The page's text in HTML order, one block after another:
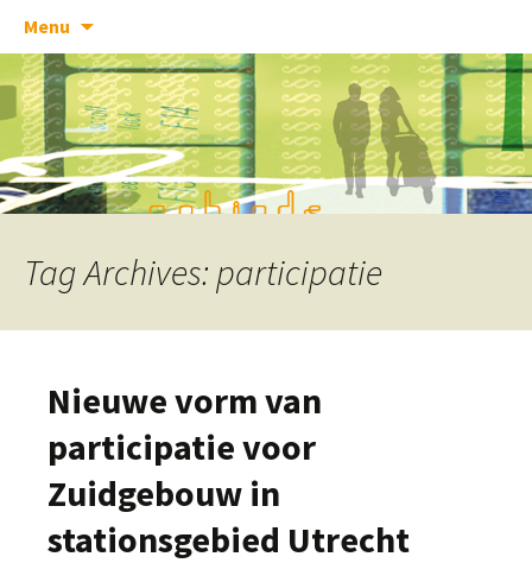
Menu
content
Tag Archives: participatie
Nieuwe vorm van
participatie voor
Zuidgebouw in
stationsgebied Utrecht